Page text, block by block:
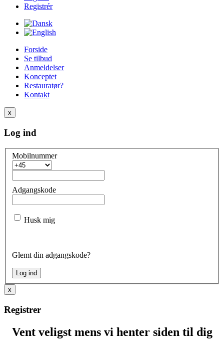
Registrér
Forside
Se tilbud
Anmeldelser
Konceptet
Restauratør?
Kontakt
x
Log ind
Mobilnummer
Adgangskode
Husk mig
Glemt din adgangskode?
x
Registrer
Vent veligst mens vi henter siden til dig